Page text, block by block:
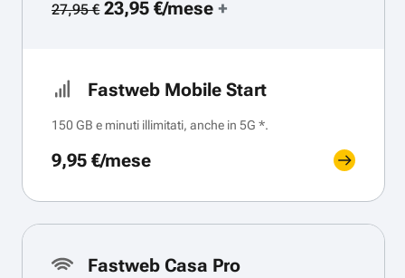
27,95 €23,95 €/mese+
Fastweb Mobile Start
150 GB e minuti illimitati, anche in 5G *.
9,95 €/mese
Fastweb Casa Pro